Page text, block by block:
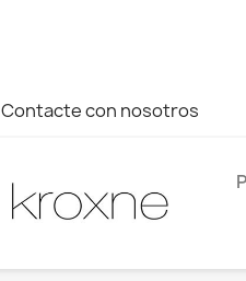
Contacte con nosotros